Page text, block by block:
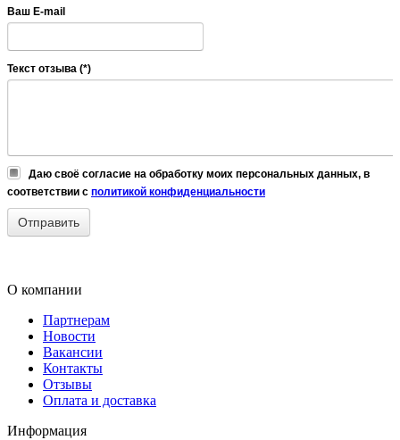
Ваш E-mail
Текст отзыва (*)
Даю своё согласие на обработку моих персональных данных, в
соответствии с политикой конфиденциальности
О компании
Партнерам
Новости
Вакансии
Контакты
Отзывы
Оплата и доставка
Информация